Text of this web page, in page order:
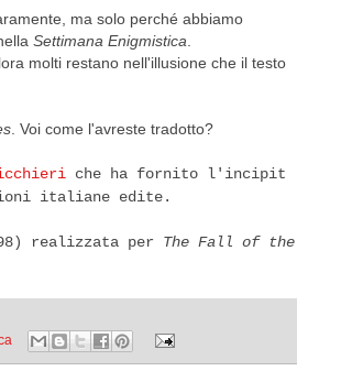
ma solo perché abbiamo
Settimana Enigmistica.
molti restano nell'illusione che il testo
. Voi come l'avreste tradotto?
che ha fornito l'incipit
italiane edite.
realizzata per The Fall of the